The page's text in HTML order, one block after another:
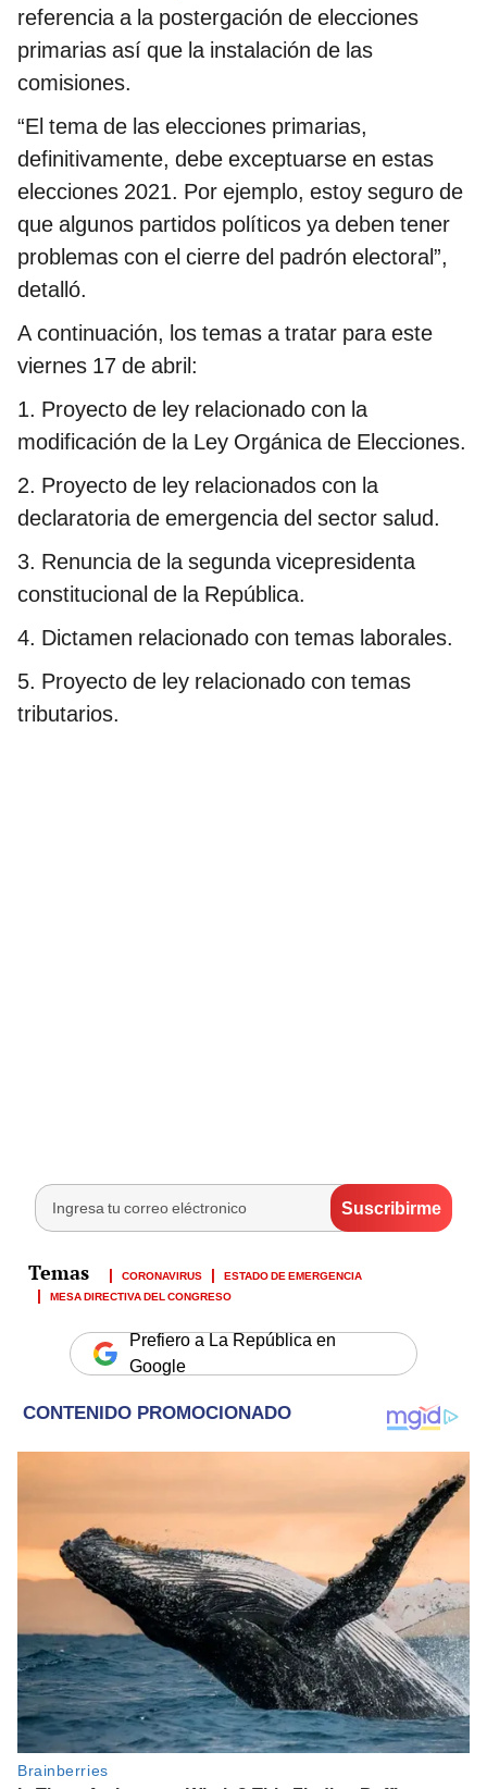
referencia a la postergación de elecciones
primarias así que la instalación de las
comisiones.
“El tema de las elecciones primarias,
definitivamente, debe exceptuarse en estas
elecciones 2021. Por ejemplo, estoy seguro de
que algunos partidos políticos ya deben tener
problemas con el cierre del padrón electoral”,
detalló.
A continuación, los temas a tratar para este
viernes 17 de abril:
1. Proyecto de ley relacionado con la
modificación de la Ley Orgánica de Elecciones.
2. Proyecto de ley relacionados con la
declaratoria de emergencia del sector salud.
3. Renuncia de la segunda vicepresidenta
constitucional de la República.
4. Dictamen relacionado con temas laborales.
5. Proyecto de ley relacionado con temas
tributarios.
CORONAVIRUS
ESTADO DE EMERGENCIA
MESA DIRECTIVA DEL CONGRESO
Prefiero a La República en
Google